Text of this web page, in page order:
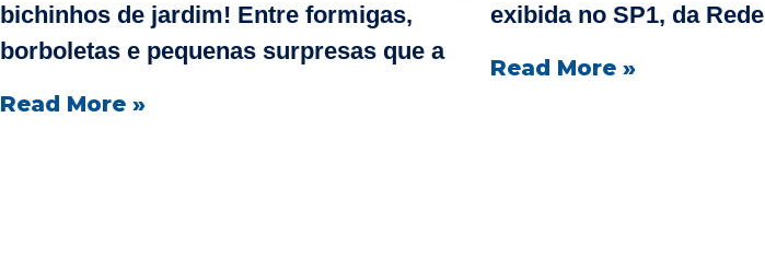
bichinhos de jardim! Entre formigas,
borboletas e pequenas surpresas que a
Read More »
exibida no SP1, da Rede
Read More »